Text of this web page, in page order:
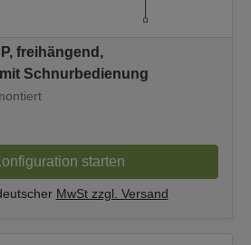
freihängend,
Schnurbedienung
starten
MwSt zzgl. Versand